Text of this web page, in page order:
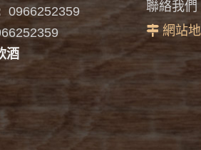
0966252359
酒
聯絡我們
網站